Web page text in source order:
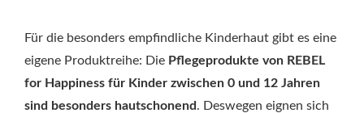
Für die besonders empfindliche Kinderhaut gibt es eine
eigene Produktreihe: Die Pflegeprodukte von REBEL
for Happiness für Kinder zwischen 0 und 12 Jahren
sind besonders hautschonend. Deswegen eignen sich